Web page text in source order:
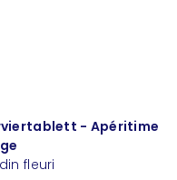
- Apéritime
fleuri